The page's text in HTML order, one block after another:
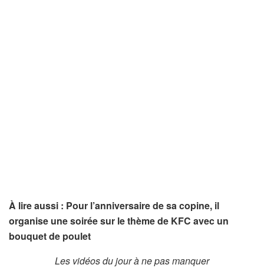
À lire aussi : Pour l’anniversaire de sa copine, il
organise une soirée sur le thème de KFC avec un
bouquet de poulet
Les vidéos du jour à ne pas manquer